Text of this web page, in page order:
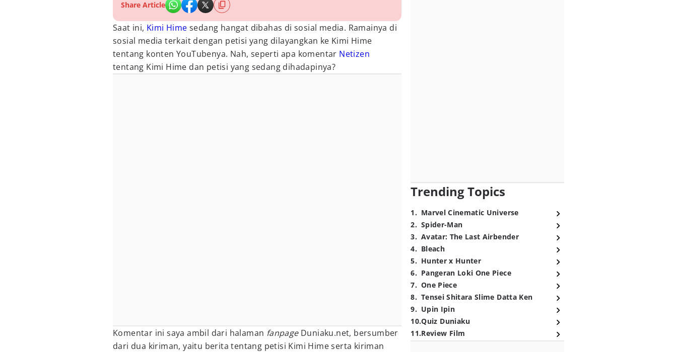
Share Article
Saat ini, Kimi Hime sedang hangat dibahas di sosial media. Ramainya di
sosial media terkait dengan petisi yang dilayangkan ke Kimi Hime
tentang konten YouTubenya. Nah, seperti apa komentar Netizen
tentang Kimi Hime dan petisi yang sedang dihadapinya?
Komentar ini saya ambil dari halaman fanpage Duniaku.net, bersumber
dari dua kiriman, yaitu berita tentang petisi Kimi Hime serta kiriman
Trending Topics
1. Marvel Cinematic Universe
2. Spider-Man
3. Avatar: The Last Airbender
4. Bleach
5. Hunter x Hunter
6. Pangeran Loki One Piece
7. One Piece
8. Tensei Shitara Slime Datta Ken
9. Upin Ipin
10.Quiz Duniaku
11.Review Film